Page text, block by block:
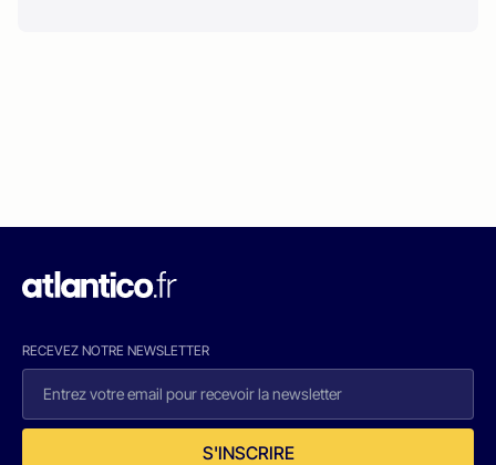
RECEVEZ NOTRE NEWSLETTER
S'INSCRIRE